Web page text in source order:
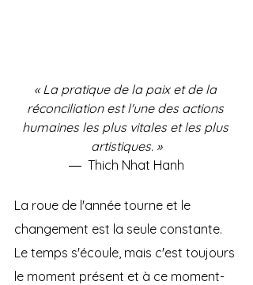
« La pratique de la paix et de la
réconciliation est l'une des actions
humaines les plus vitales et les plus
artistiques. »
―  Thich Nhat Hanh
La roue de l'année tourne et le
changement est la seule constante.
Le temps s'écoule, mais c'est toujours
le moment présent et à ce moment-